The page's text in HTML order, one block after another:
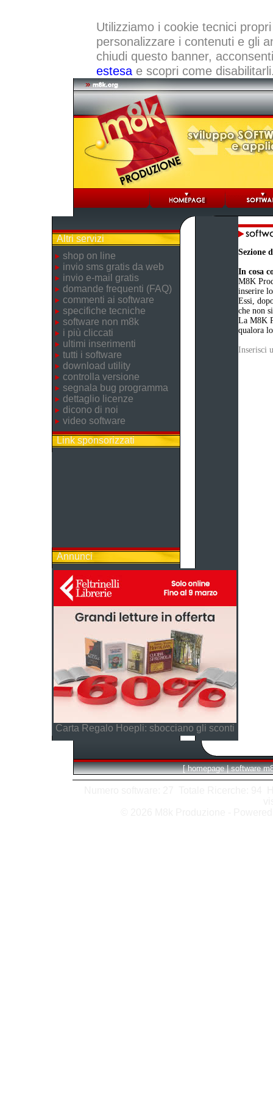
Utilizziamo i cookie tecnici
personalizzare i contenuti e gli
chiudi questo banner,
estesae scopri come
Altri servizi
shop on line
invio sms gratis da web
invio e-mail gratis
domande frequenti (FAQ)
commenti ai software
specifiche tecniche
software non m8k
i più cliccati
ultimi inserimenti
tutti i software
download utility
controlla versione
segnala bug programma
dettaglio licenze
dicono di noi
video software
Link sponsorizzati
Annunci
Carta Regalo Hoepli: sbocciano gli sconti
Sezione
In cosa
M8K
inserire
Essi,
che non
La M8K
qualora
Inserisci
[ homepage | software